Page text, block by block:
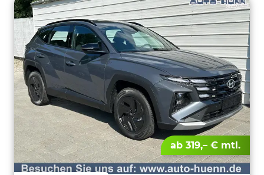
ab 319,– € mtl.